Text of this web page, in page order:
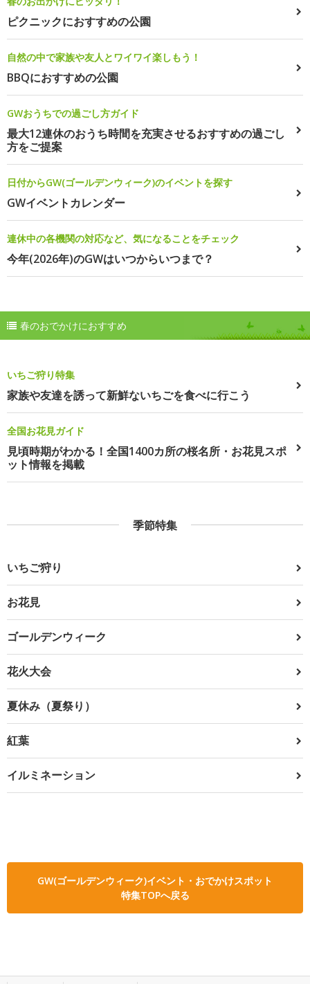
ピクニックにおすすめの公園
自然の中で家族や友人とワイワイ楽しもう！
BBQにおすすめの公園
GWおうちでの過ごし方ガイド
最大12連休のおうち時間を充実させるおすすめの過ごし
方をご提案
日付からGW(ゴールデンウィーク)のイベントを探す
GWイベントカレンダー
連休中の各機関の対応など、気になることをチェック
今年(2026年)のGWはいつからいつまで？
春のおでかけにおすすめ
いちご狩り特集
家族や友達を誘って新鮮ないちごを食べに行こう
全国お花見ガイド
見頃時期がわかる！全国1400カ所の桜名所・お花見スポ
ット情報を掲載
季節特集
いちご狩り
お花見
ゴールデンウィーク
花火大会
夏休み（夏祭り）
紅葉
イルミネーション
GW(ゴールデンウィーク)イベント・おでかけスポット
特集TOPへ戻る